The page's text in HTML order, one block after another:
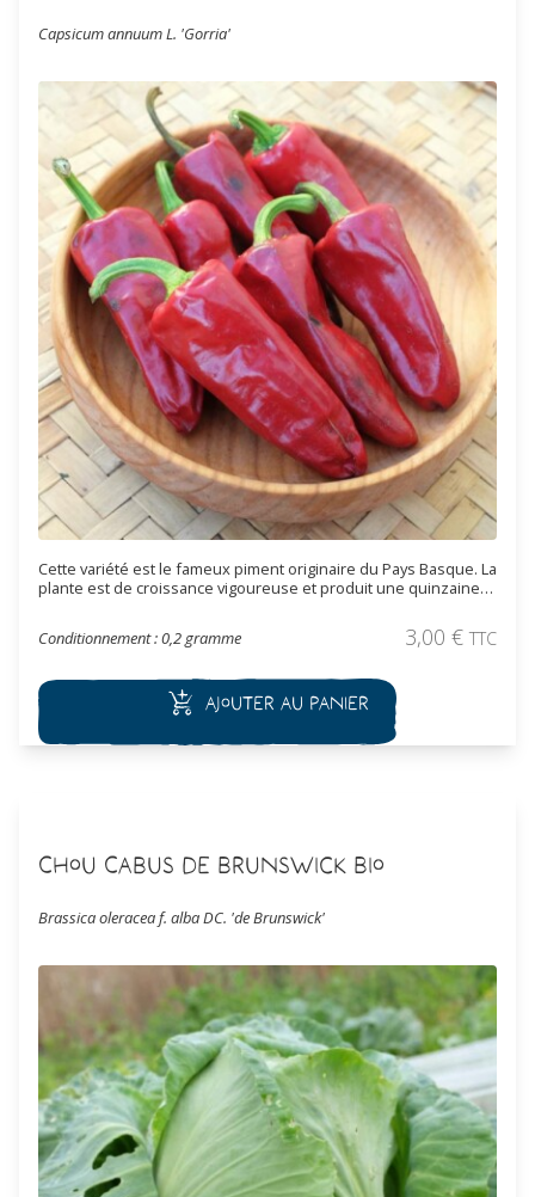
Capsicum annuum L. 'Gorria'
Cette variété est le fameux piment originaire du Pays Basque. La
plante est de croissance vigoureuse et produit une quinzaine
coniques, longs de 10 à 15 cm sont pendant sous le feuillage. La
chair est assez épaisse et il est moyennement fort (4/10 sur
séchage.
Conditionnement : 0,2 gramme 3,00 € TTC
Ajouter au panier
Chou Cabus de Brunswick Bio
Brassica oleracea f. alba DC. 'de Brunswick'